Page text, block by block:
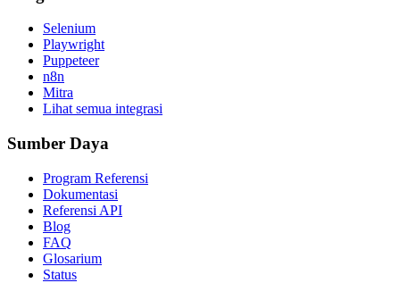
Selenium
Playwright
Puppeteer
n8n
Mitra
Lihat semua integrasi
Sumber Daya
Program Referensi
Dokumentasi
Referensi API
Blog
FAQ
Glosarium
Status